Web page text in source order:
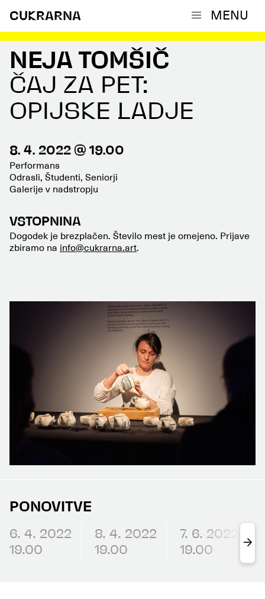
CUKRARNA MENU
NEJA TOMŠIČ
ČAJ ZA PET:
OPIJSKE LADJE
8. 4. 2022 @ 19.00
Performans
Odrasli, Študenti, Seniorji
Galerije v nadstropju
VSTOPNINA
Dogodek je brezplačen. Število mest je omejeno. Prijave
zbiramo na info@cukrarna.art.
PONOVITVE
6. 4. 2022
19.00
8. 4. 2022
19.00
7. 6. 2022
19.00